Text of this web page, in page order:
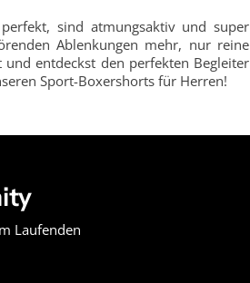
sind atmungsaktiv und super
Ablenkungen mehr, nur reine
entdeckst den perfekten Begleiter
Sport-Boxershorts für Herren!
Laufenden